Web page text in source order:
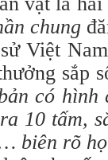
chung
Việt
sắp
có hình
10 tấm,
biên rõ